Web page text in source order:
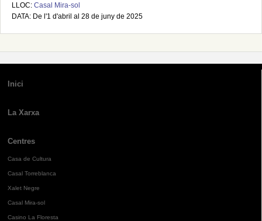
LLOC: Casal Mira-sol
DATA: De l'1 d'abril al 28 de juny de 2025
Inici
La Xarxa
Centres
Casa de Cultura
Casal Torreblanca
Xalet Negre
Casal Mira-sol
Casino La Floresta